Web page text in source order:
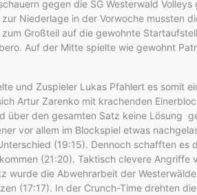
gegen die SG Westerwald
Niederlage in der Vorwoche mussten
Großteil auf die gewohnte
Auf der Mitte spielte wie gewohnt
und Zuspieler Lukas Pfahlert es somit
Artur Zarenko mit krachenden
über den gesamten Satz keine Lösung
vor allem im Blockspiel etwas
(19:15). Dennoch schafften es
(21:20). Taktisch clevere
die Abwehrarbeit der
(17:17). In der Crunch-Time drehten